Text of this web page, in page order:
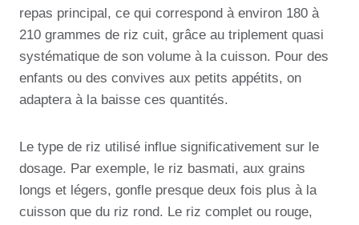
repas principal, ce qui correspond à environ 180 à
210 grammes de riz cuit, grâce au triplement quasi
systématique de son volume à la cuisson. Pour des
enfants ou des convives aux petits appétits, on
adaptera à la baisse ces quantités.
Le type de riz utilisé influe significativement sur le
dosage. Par exemple, le riz basmati, aux grains
longs et légers, gonfle presque deux fois plus à la
cuisson que du riz rond. Le riz complet ou rouge,